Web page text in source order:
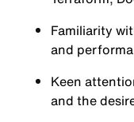
Familiarity
and
Keen
and the